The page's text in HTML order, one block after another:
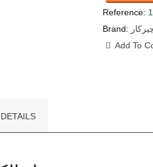
Reference:
Brand:
Add To